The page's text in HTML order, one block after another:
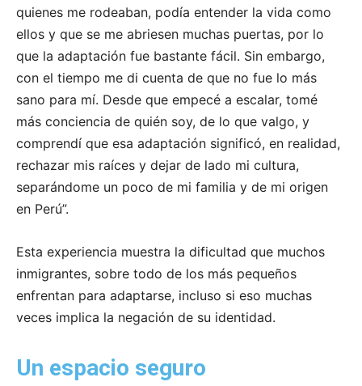
quienes me rodeaban, podía entender la vida como
ellos y que se me abriesen muchas puertas, por lo
que la adaptación fue bastante fácil. Sin embargo,
con el tiempo me di cuenta de que no fue lo más
sano para mí. Desde que empecé a escalar, tomé
más conciencia de quién soy, de lo que valgo, y
comprendí que esa adaptación significó, en realidad,
rechazar mis raíces y dejar de lado mi cultura,
separándome un poco de mi familia y de mi origen
en Perú”.
Esta experiencia muestra la dificultad que muchos
inmigrantes, sobre todo de los más pequeños
enfrentan para adaptarse, incluso si eso muchas
veces implica la negación de su identidad.
Un espacio seguro